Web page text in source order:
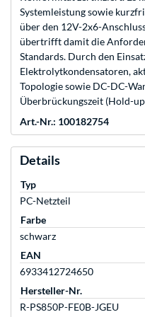
Systemleistung sowie
über den 12V-2x6-
übertrifft damit die
Standards. Durch den
Elektrolytkondensatoren,
Topologie sowie DC-DC-
Überbrückungszeit (Hold-
Art.-Nr.: 100182754
Details
Typ
PC-Netzteil
Farbe
schwarz
EAN
6933412724650
Hersteller-Nr.
R-PS850P-FE0B-JGEU